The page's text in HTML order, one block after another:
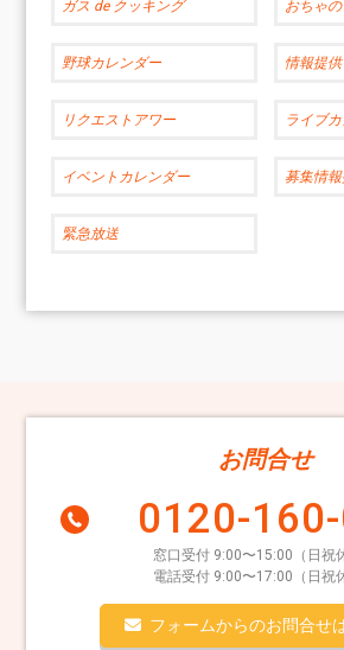
ガス de クッキング おちゃ
野球カレンダー 情報提
リクエストアワー ライブ
イベントカレンダー 募集情
緊急放送
お問合せ
0120-
窓口受付 9:00〜15:00（日祝
電話受付 9:00〜17:00（日祝
フォームからのお問合せ